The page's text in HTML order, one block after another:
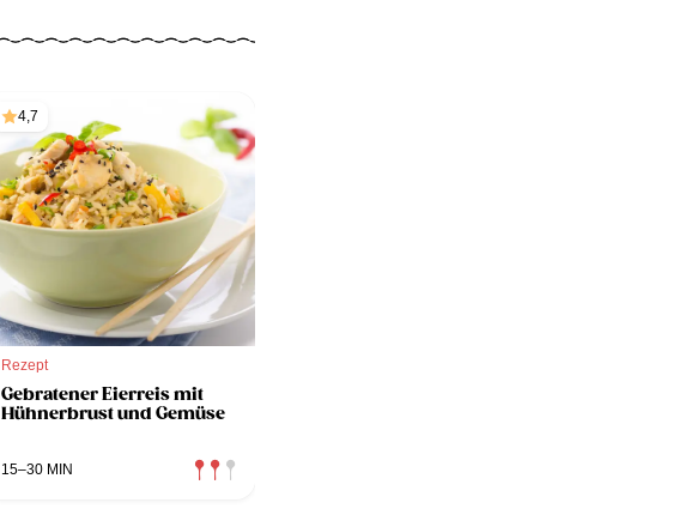
4,7
Rezept
Gebratener Eierreis mit
Hühnerbrust und Gemüse
15–30 MIN